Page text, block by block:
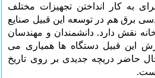
به کار انداختن تجهیزات مختلف
برق هم در توسعه این قبیل صنایع
نقش دارد. دانشمندان و مهندسان
این قبیل دستگاه ها همیاری می
حاضر دریچه جدیدی بر روی تاریخ